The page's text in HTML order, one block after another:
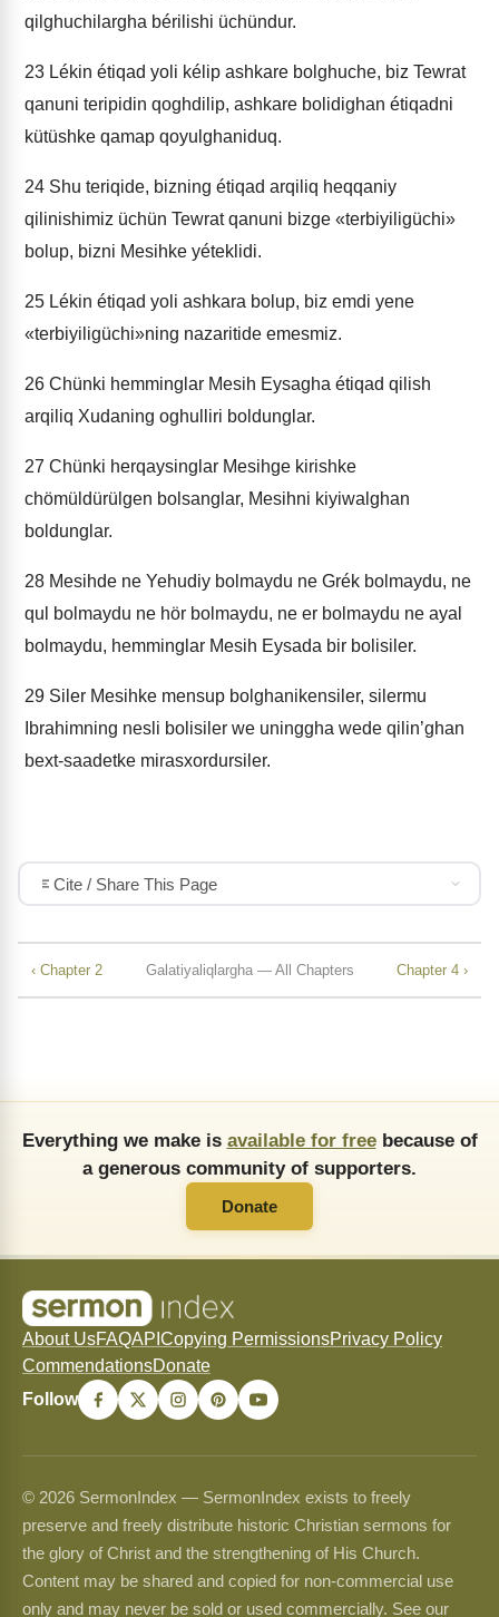
qilghuchilargha bérilishi üchündur.
23 Lékin étiqad yoli kélip ashkare bolghuche, biz Tewrat
qanuni teripidin qoghdilip, ashkare bolidighan étiqadni
kütüshke qamap qoyulghaniduq.
24 Shu teriqide, bizning étiqad arqiliq heqqaniy
qilinishimiz üchün Tewrat qanuni bizge «terbiyiligüchi»
bolup, bizni Mesihke yéteklidi.
25 Lékin étiqad yoli ashkara bolup, biz emdi yene
«terbiyiligüchi»ning nazaritide emesmiz.
26 Chünki hemminglar Mesih Eysagha étiqad qilish
arqiliq Xudaning oghulliri boldunglar.
27 Chünki herqaysinglar Mesihge kirishke
chömüldürülgen bolsanglar, Mesihni kiyiwalghan
boldunglar.
28 Mesihde ne Yehudiy bolmaydu ne Grék bolmaydu, ne
qul bolmaydu ne hör bolmaydu, ne er bolmaydu ne ayal
bolmaydu, hemminglar Mesih Eysada bir bolisiler.
29 Siler Mesihke mensup bolghanikensiler, silermu
Ibrahimning nesli bolisiler we uninggha wede qilin’ghan
bext-saadetke mirasxordursiler.
Cite / Share This Page
‹ Chapter 2 Galatiyaliqlargha — All Chapters Chapter 4 ›
Everything we make is available for freebecause of
a generous community of supporters.
Donate
About UsFAQAPI Copying PermissionsPrivacy Policy
CommendationsDonate
Follow
© 2026 SermonIndex — SermonIndex exists to freely
preserve and freely distribute historic Christian sermons for
the glory of Christ and the strengthening of His Church.
Content may be shared and copied for non-commercial use
only and may never be sold or used commercially. See our